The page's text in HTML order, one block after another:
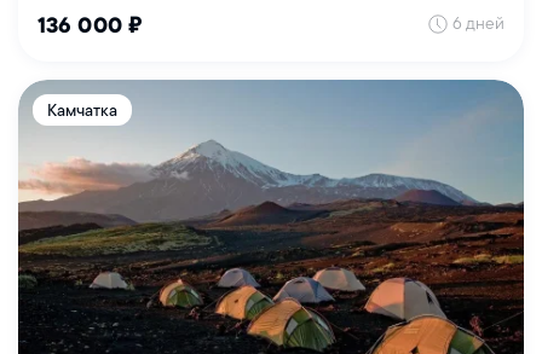
136 000 ₽ 6 дней
Камчатка